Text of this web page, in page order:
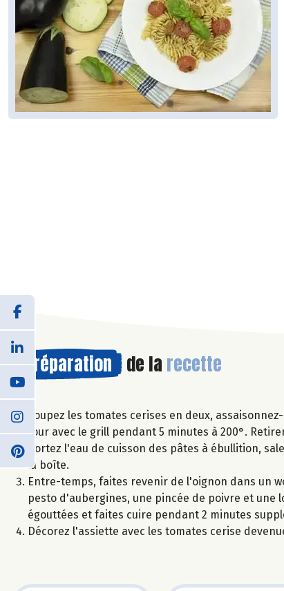
Préparation de la recette
Coupez les tomates cerises en deux,
four avec le grill pendant 5 minutes à 200°.
Portez l'eau de cuisson des pâtes à ébullition,
la boîte.
Entre-temps, faites revenir de l'oignon dans un
pesto d'aubergines, une pincée de poivre et une
égouttées et faites cuire pendant 2 minutes
Décorez l'assiette avec les tomates cerise